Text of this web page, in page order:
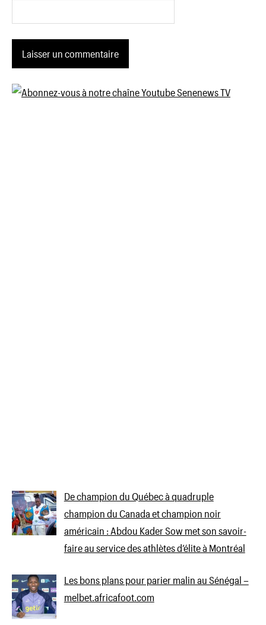
De champion du Québec à quadruple
champion du Canada et champion noir
américain : Abdou Kader Sow met son savoir-
faire au service des athlètes d’élite à Montréal
Les bons plans pour parier malin au Sénégal –
melbet.africafoot.com